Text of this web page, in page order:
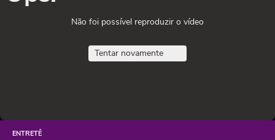
Não foi possível reproduzir o vídeo
Tentar novamente
ENTRETÊ